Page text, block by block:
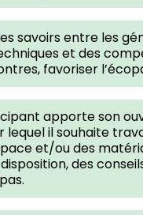
savoirs entre les
et des
favoriser
apporte son
lequel il souhaite
et/ou des
des